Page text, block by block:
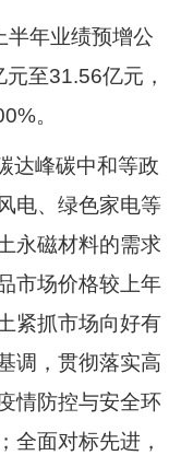
半年业绩预增公
元至31.56亿元，
。
达峰碳中和等政
电、绿色家电等
永磁材料的需求
市场价格较上年
紧抓市场向好有
调，贯彻落实高
情防控与安全环
全面对标先进，